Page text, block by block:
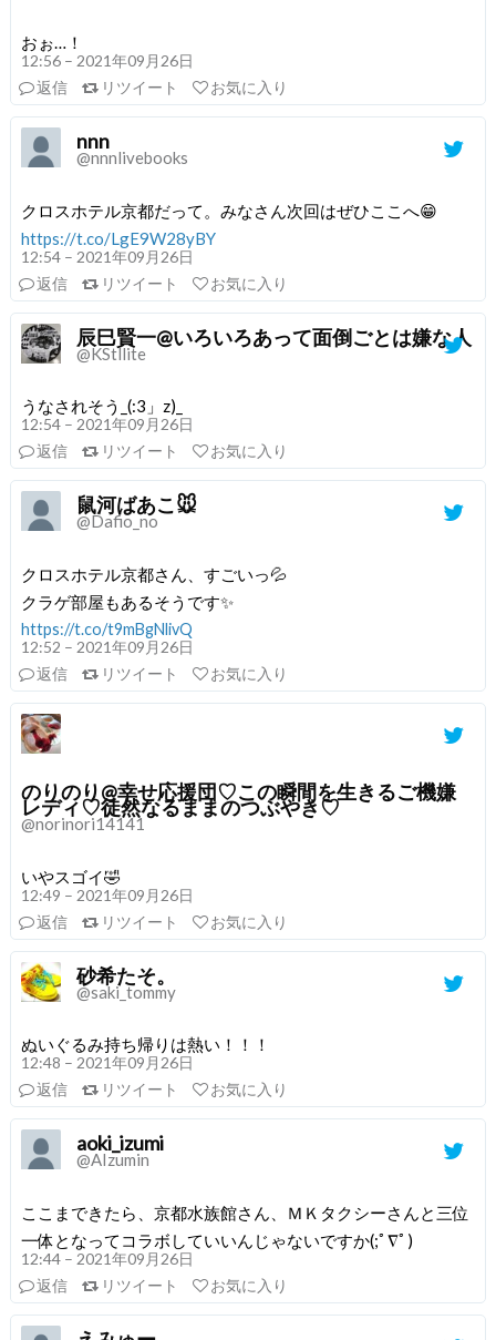
おぉ…！
12:56 – 2021年09月26日
返信
リツイート お気に入り
nnn
@nnnlivebooks
クロスホテル京都だって。みなさん次回はぜひここへ😁
https://t.co/LgE9W28yBY
12:54 – 2021年09月26日
返信
リツイート お気に入り
辰巳賢一@いろいろあって面倒ごとは嫌な人
@KStllite
うなされそう_(:3」z)_
12:54 – 2021年09月26日
返信
リツイート お気に入り
鼠河ばあこ🐭
@Dafio_no
クロスホテル京都さん、すごいっ💦
クラゲ部屋もあるそうです✨
https://t.co/t9mBgNlivQ
12:52 – 2021年09月26日
返信
リツイート お気に入り
のりのり@幸せ応援団♡この瞬間を生きるご機嫌
レディ♡徒然なるままのつぶやき♡
@norinori14141
いやスゴイ🤣
12:49 – 2021年09月26日
返信
リツイート お気に入り
砂希たそ。
@saki_tommy
ぬいぐるみ持ち帰りは熱い！！！
12:48 – 2021年09月26日
返信
リツイート お気に入り
aoki_izumi
@AIzumin
ここまできたら、京都水族館さん、ＭＫタクシーさんと三位
一体となってコラボしていいんじゃないですか(;ﾟ∇ﾟ)
12:44 – 2021年09月26日
返信
リツイート お気に入り